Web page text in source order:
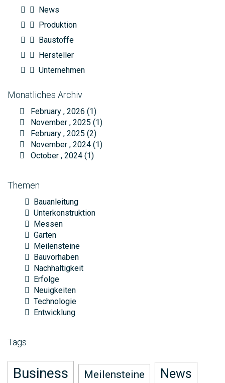
News
Produktion
Baustoffe
Hersteller
Unternehmen
Monatliches Archiv
February , 2026 (1)
November , 2025 (1)
February , 2025 (2)
November , 2024 (1)
October , 2024 (1)
Themen
Bauanleitung
Unterkonstruktion
Messen
Garten
Meilensteine
Bauvorhaben
Nachhaltigkeit
Erfolge
Neuigkeiten
Technologie
Entwicklung
Tags
Business Meilensteine News